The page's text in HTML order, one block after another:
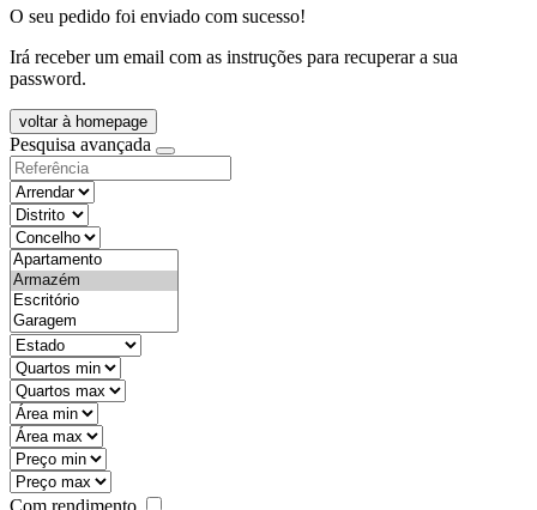
O seu pedido foi enviado com sucesso!
Irá receber um email com as instruções para recuperar a sua
password.
voltar à homepage
Pesquisa avançada
objective
districtId
countyId
types
state
mintypo
maxtypo
minarea
maxarea
minprice
maxprice
Com rendimento